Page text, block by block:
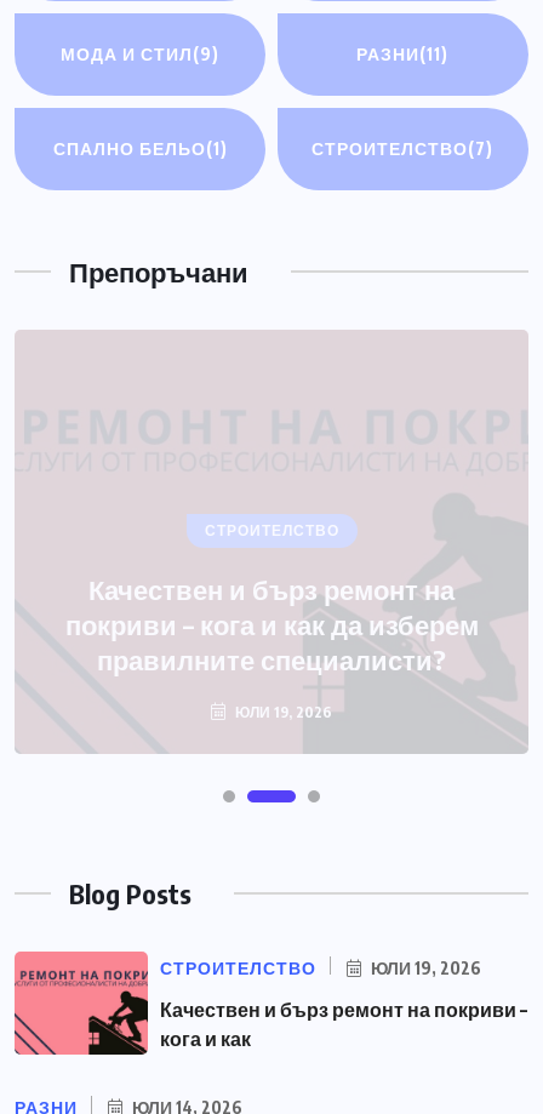
МОДА И СТИЛ(9) РАЗНИ(11)
СПАЛНО БЕЛЬО(1) СТРОИТЕЛСТВО(7)
Препоръчани
РАЗНИ
ЮЛИ 14, 2026
Blog Posts
СТРОИТЕЛСТВО ЮЛИ 19, 2026
Качествен и бърз ремонт на покриви –
кога и как
РАЗНИ ЮЛИ 14, 2026